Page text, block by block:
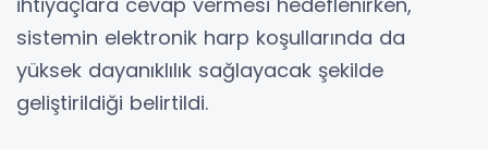
sistemin elektronik harp koşullarında da
yüksek dayanıklılık sağlayacak şekilde
geliştirildiği belirtildi.